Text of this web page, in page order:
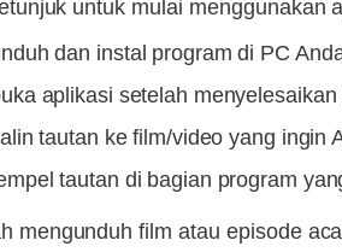
untuk mulai menggunakan
dan instal program di PC
aplikasi setelah
tautan ke film/video yang ingin
tautan di bagian program
mengunduh film atau episode